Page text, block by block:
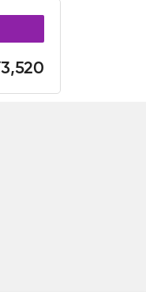
3,520